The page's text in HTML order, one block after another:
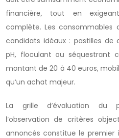
financière, tout en
complète. Les consommables
candidats idéaux : pastilles de
pH, floculant ou séquestrant
montant de 20 à 40 euros,
qu’un achat majeur.
La grille d’évaluation du
l’observation de critères
annoncés constitue le premier